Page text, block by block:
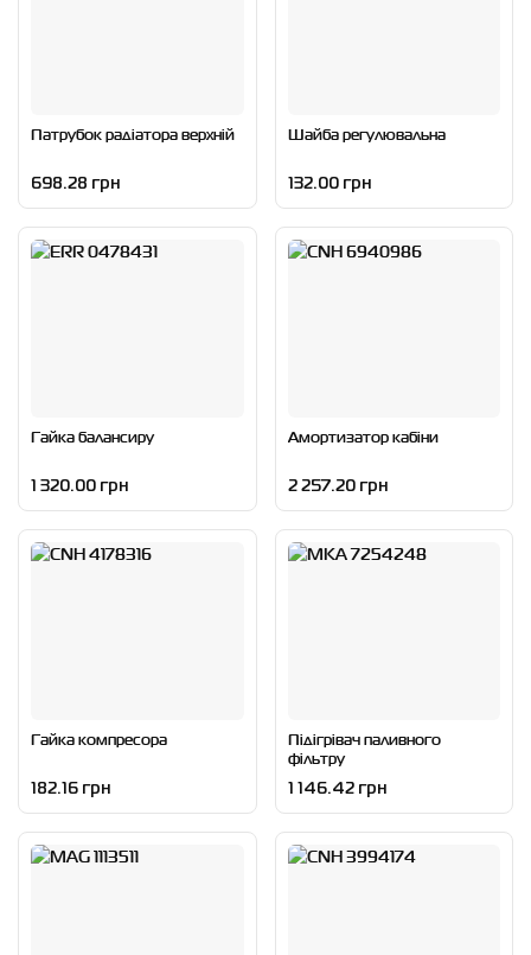
Патрубок радіатора верхній
698.28 грн
Шайба регулювальна
132.00 грн
Гайка балансиру
1 320.00 грн
Амортизатор кабіни
2 257.20 грн
Гайка компресора
182.16 грн
Підігрівач паливного
фільтру
1 146.42 грн